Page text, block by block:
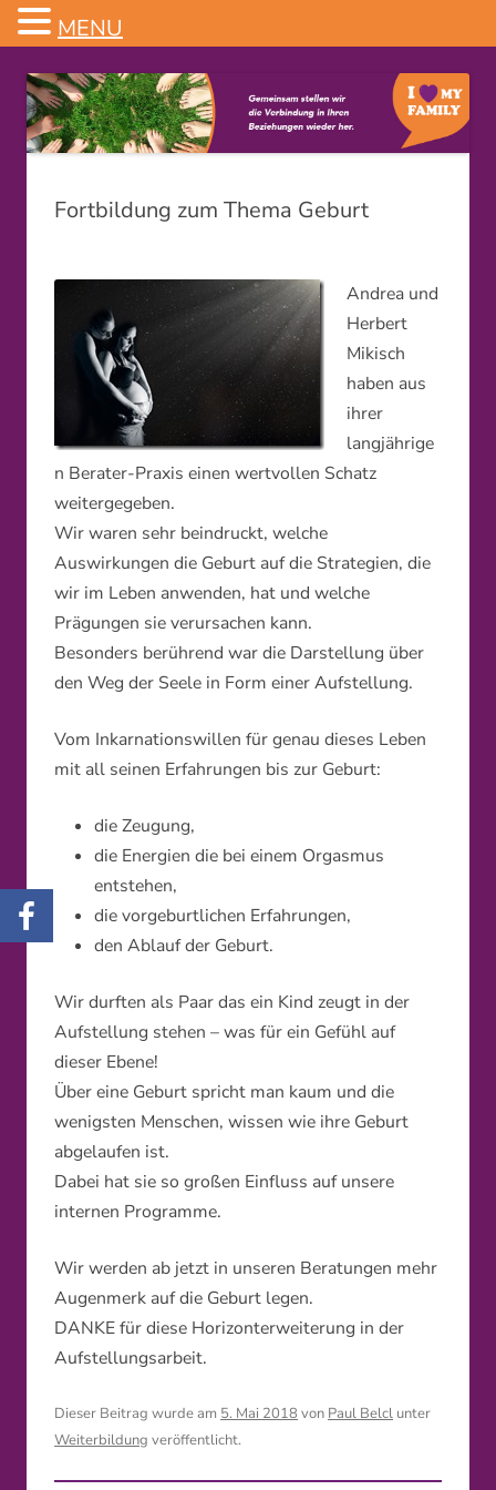
Fortbildung zum Thema Geburt
Andrea und
Herbert
Mikisch
haben aus
ihrer
langjährige
n Berater-Praxis einen wertvollen Schatz
weitergegeben.
Wir waren sehr beindruckt, welche
Auswirkungen die Geburt auf die Strategien, die
wir im Leben anwenden, hat und welche
Prägungen sie verursachen kann.
Besonders berührend war die Darstellung über
den Weg der Seele in Form einer Aufstellung.
Vom Inkarnationswillen für genau dieses Leben
mit all seinen Erfahrungen bis zur Geburt:
die Zeugung,
die Energien die bei einem Orgasmus
entstehen,
die vorgeburtlichen Erfahrungen,
den Ablauf der Geburt.
Wir durften als Paar das ein Kind zeugt in der
Aufstellung stehen – was für ein Gefühl auf
dieser Ebene!
Über eine Geburt spricht man kaum und die
wenigsten Menschen, wissen wie ihre Geburt
abgelaufen ist.
Dabei hat sie so großen Einfluss auf unsere
internen Programme.
Wir werden ab jetzt in unseren Beratungen mehr
Augenmerk auf die Geburt legen.
DANKE für diese Horizonterweiterung in der
Aufstellungsarbeit.
Dieser Beitrag wurde am 5. Mai 2018 von Paul Belcl unter
Weiterbildung veröffentlicht.
MENU